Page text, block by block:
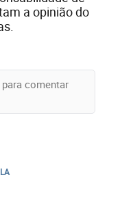
a opinião do